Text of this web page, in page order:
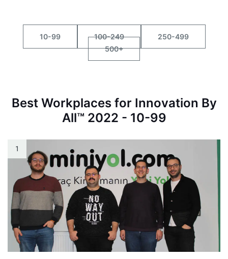
10-99 100-249
250-499
500+
Best Workplaces for Innovation By
All™ 2022 - 10-99
1